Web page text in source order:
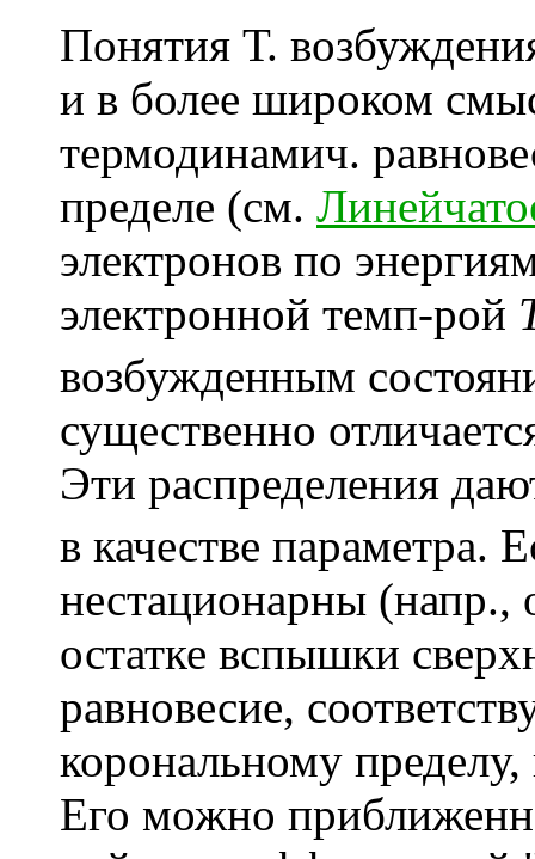
Понятия Т.
и в более широком
термодинамич.
пределе (см.
электронов по
электронной темп-рой
возбужденным
существенно
Эти распределения
в качестве параметра.
нестационарны (напр.,
остатке вспышки
равновесие,
корональному пределу,
Его можно